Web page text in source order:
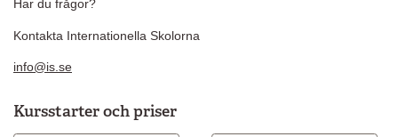
Har du frågor?
Kontakta Internationella Skolorna
info@is.se
Kursstarter och priser